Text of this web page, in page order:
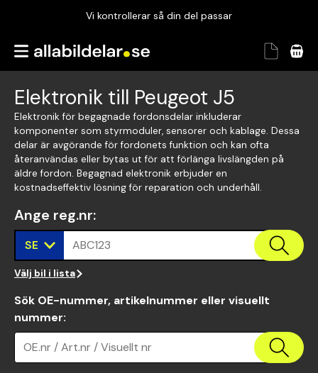
Vi kontrollerar så din del passar
Garanterad passform
Vi kontrollerar så din del passar
Elektronik till Peugeot J5
Elektronik för begagnade fordonsdelar inkluderar
komponenter som styrmoduler, sensorer och kablage. Dessa
delar är avgörande för fordonets funktion och kan ofta
återanvändas eller bytas ut för att förlänga livslängden på
äldre fordon. Begagnad elektronik erbjuder en
kostnadseffektiv lösning för reparation och underhåll.
Ange reg.nr:
SE ABC123
Välj bil i lista
Sök OE-nummer, artikelnummer eller visuellt
nummer:
OE.nr / Art.nr / Visuellt nr